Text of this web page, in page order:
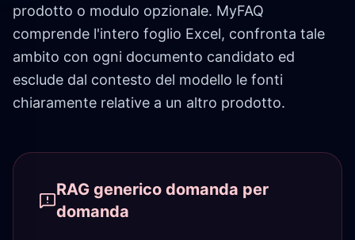
prodotto o modulo opzionale. MyFAQ
comprende l'intero foglio Excel, confronta tale
ambito con ogni documento candidato ed
esclude dal contesto del modello le fonti
chiaramente relative a un altro prodotto.
RAG generico domanda per
domanda